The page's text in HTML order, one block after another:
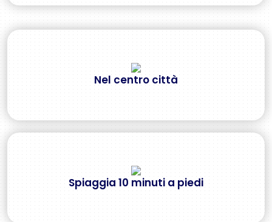
Nel centro città
Spiaggia 10 minuti a piedi